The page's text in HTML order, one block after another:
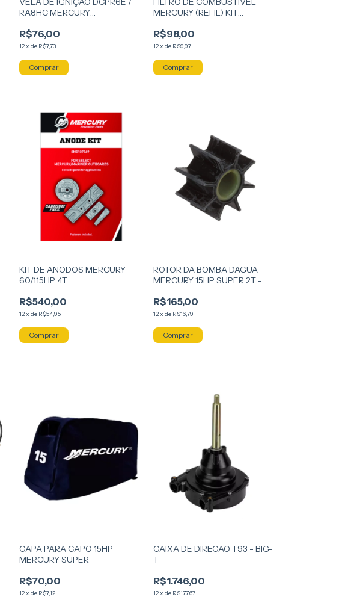
RA8HC MERCURY
R$76,00
12xde R$7,73
MERCURY (REFIL) KIT
R$98,00
12x de R$9,97
KIT DE ANODOS MERCURY
60/115HP 4T
R$540,00
12xde R$54,95
ROTOR DA BOMBA DAGUA
MERCURY 15HP SUPER 2T -
R$165,00
12x de R$16,79
CAPA PARA CAPO 15HP
MERCURY SUPER
R$70,00
12xde R$7,12
CAIXA DE DIRECAO T93 - BIG-
T
R$1.746,00
12x de R$177,67